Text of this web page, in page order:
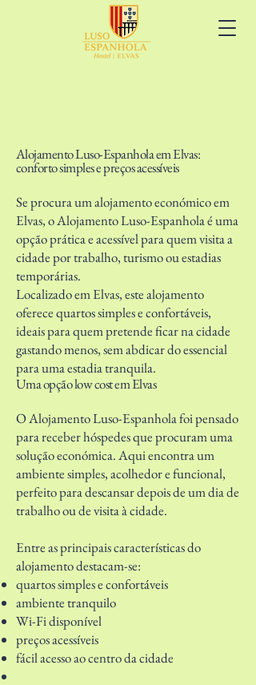
Alojamento Luso-Espanhola em Elvas:
conforto simples e preços acessíveis
Se procura um alojamento económico em
Elvas, o Alojamento Luso-Espanhola é uma
opção prática e acessível para quem visita a
cidade por trabalho, turismo ou estadias
temporárias.
Localizado em Elvas, este alojamento
oferece quartos simples e confortáveis,
ideais para quem pretende ficar na cidade
gastando menos, sem abdicar do essencial
para uma estadia tranquila.
Uma opção low cost em Elvas
O Alojamento Luso-Espanhola foi pensado
para receber hóspedes que procuram uma
solução económica. Aqui encontra um
ambiente simples, acolhedor e funcional,
perfeito para descansar depois de um dia de
trabalho ou de visita à cidade.
Entre as principais características do
alojamento destacam-se:
quartos simples e confortáveis
ambiente tranquilo
Wi-Fi disponível
preços acessíveis
fácil acesso ao centro da cidade